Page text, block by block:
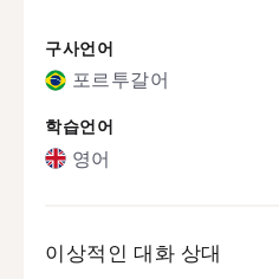
구사언어
포르투갈어
학습언어
영어
이상적인 대화 상대